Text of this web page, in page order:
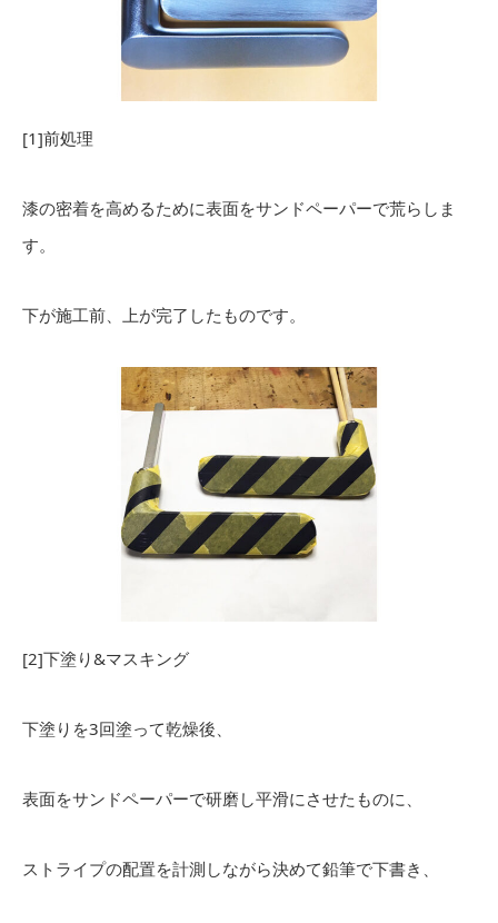
[1]前処理
漆の密着を高めるために表面をサンドペーパーで荒らしま
す。
下が施工前、上が完了したものです。
[2]下塗り&マスキング
下塗りを3回塗って乾燥後、
表面をサンドペーパーで研磨し平滑にさせたものに、
ストライプの配置を計測しながら決めて鉛筆で下書き、